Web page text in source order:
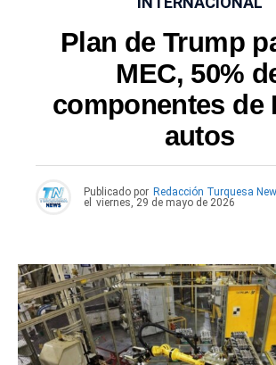
Plan de Trump
MEC, 50%
componentes de
autos
Publicado por Redacción Turquesa
el viernes, 29 de mayo de 2026